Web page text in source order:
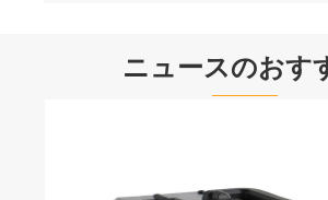
ニュースのおす